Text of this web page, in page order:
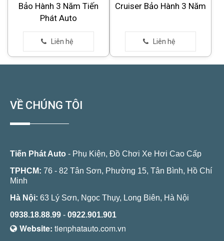
Bảo Hành 3 Năm Tiến
Phát Auto
Cruiser Bảo Hành 3 Năm
VỀ CHÚNG TÔI
Tiến Phát Auto - Phụ Kiện, Đồ Chơi Xe Hơi Cao Cấp
TPHCM: 76 - 82 Tân Sơn, Phường 15, Tân Bình, Hồ Chí
Minh
Hà Nội: 63 Lý Sơn, Ngọc Thụy, Long Biên, Hà Nội
0938.18.88.99 - 0922.901.901
Website: tienphatauto.com.vn